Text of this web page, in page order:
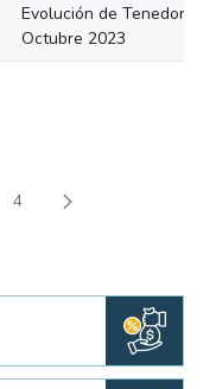
Evolución de Tenedores
Octubre 2023
Page
4